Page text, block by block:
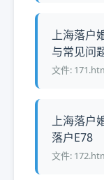
上海落户
与常见问
文件:
上海落户
落户E78
文件: